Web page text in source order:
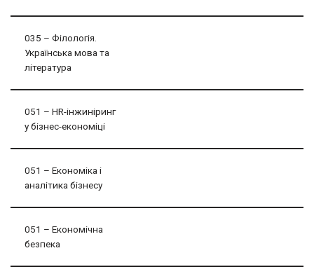
035 – Філологія.
Українська мова та
література
051 – HR-інжиніринг
у бізнес-економіці
051 – Економіка і
аналітика бізнесу
051 – Економічна
безпека